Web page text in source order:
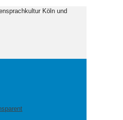
Köln und